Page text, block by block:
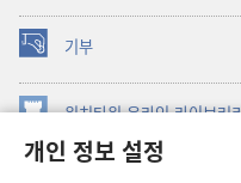
개인 정보 설정
기부
(새로운
창
열기) 워치타워 온라인 라이브러
창
JW Hub ®